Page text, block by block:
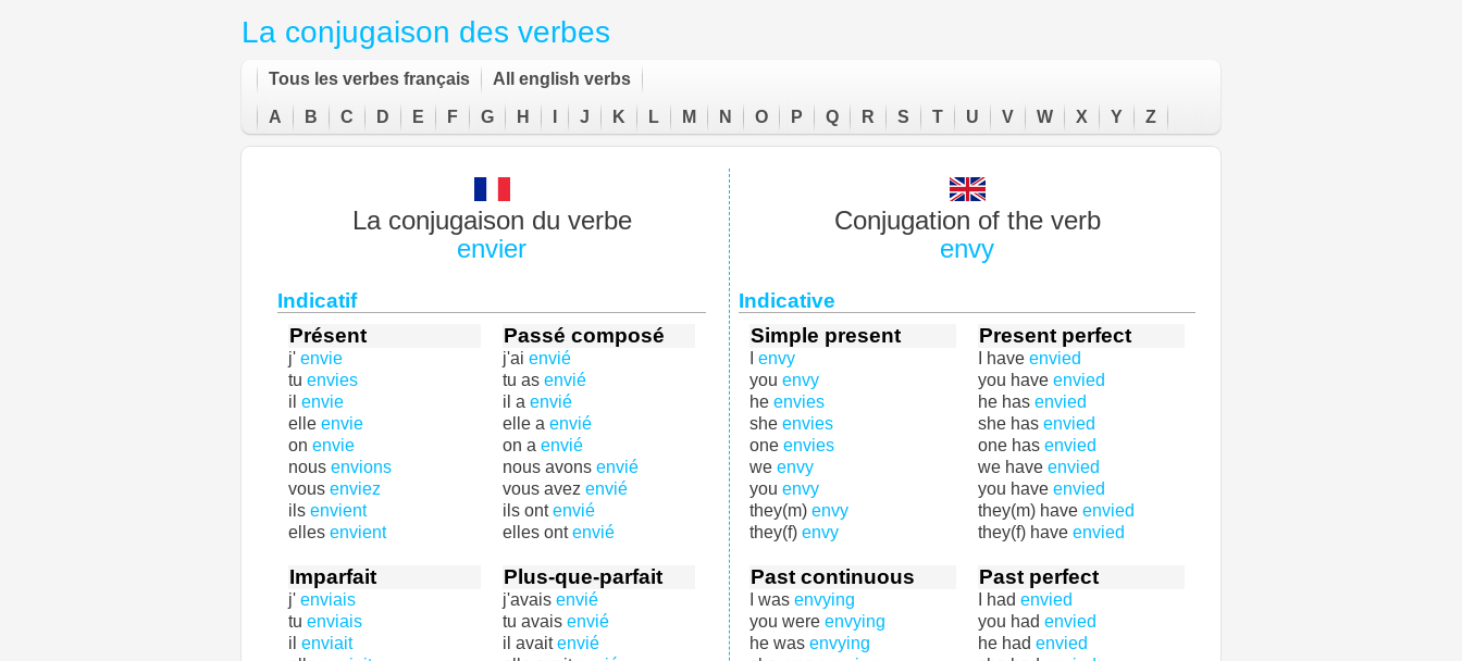
La conjugaison des verbes
Tous les verbes français All english verbs
A B C D E F G H J K L M N O P Q R S T U V W X Y Z
La conjugaison du verbe
envier
Indicatif
Présent
j' envie
tu envies
il envie
elle envie
on envie
nous envions
vous enviez
ils envient
elles envient
Passé composé
j'ai envié
tu as envié
il a envié
elle a envié
on a envié
nous avons envié
vous avez envié
ils ontenvié
elles ontenvié
Imparfait
j' enviais
tu enviais
il enviait
Plus-que-parfait
j'avais envié
tu avais envié
il avaitenvié
Conjugation of the verb
envy
Indicative
Simple present
envy
you envy
he envies
she envies
one envies
we envy
you envy
they(m) envy
they(f) envy
Present perfect
I have envied
you have envied
he has envied
she has envied
one has envied
we have envied
you have envied
they(m) have envied
they(f) have envied
Past continuous
I was envying
you were envying
he was envying
Past perfect
I had envied
you had envied
he had envied